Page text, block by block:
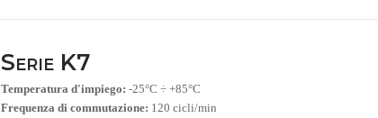
Serie K7
Temperatura d'impiego: -25°C ÷ +85°C
Frequenza di commutazione: 120 cicli/min